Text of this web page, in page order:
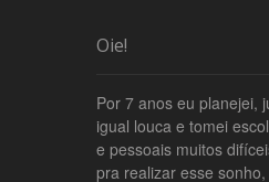
Oie!
Por 7 anos eu planejei,
igual louca e tomei
e pessoais muitos
pra realizar esse